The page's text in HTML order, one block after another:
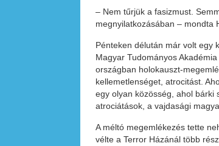
– Nem tűrjük a fasizmust.
megnyilatkozásában – mondta
Pénteken délután már volt egy
Magyar Tudományos
országban holokauszt-
kellemetlenséget, atrocitást.
egy olyan közösség, ahol bárki
atrociátások, a vajdasági
A méltó megemlékezés tette
vélte a Terror Házánál több